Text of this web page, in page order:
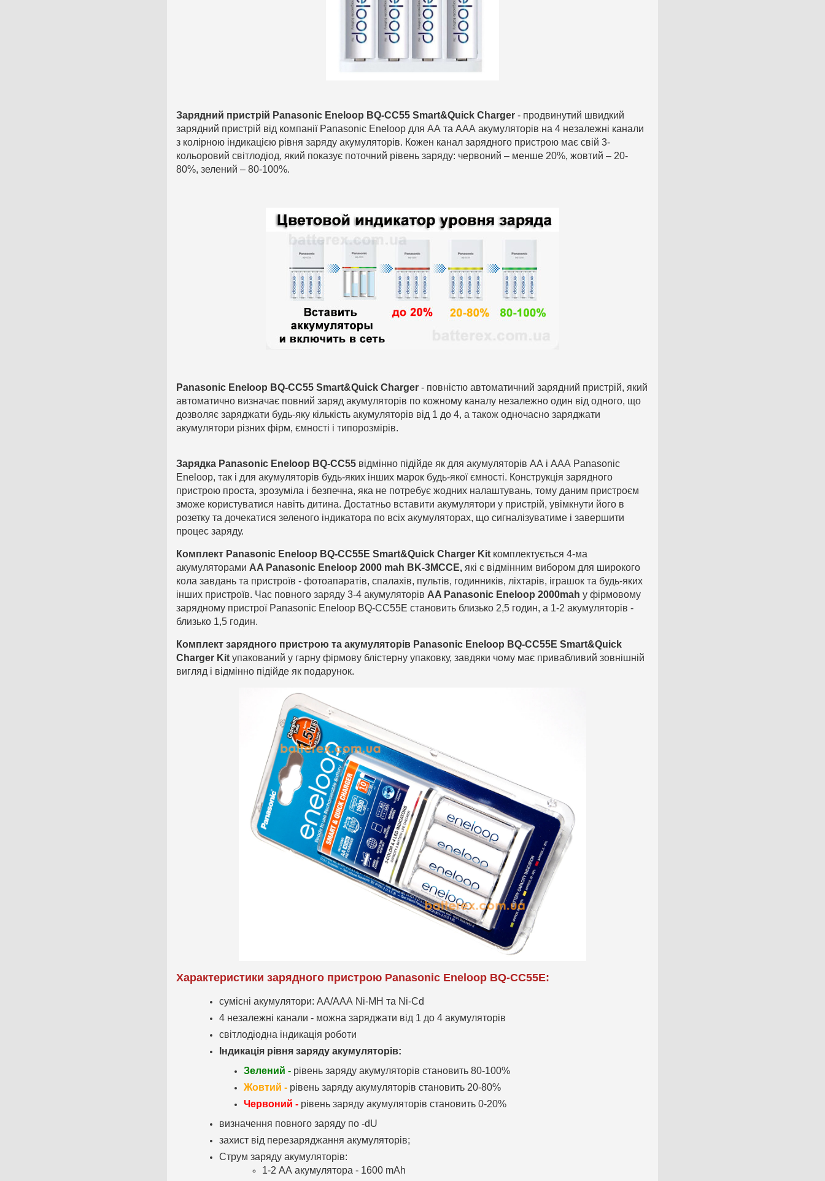
Зарядний пристрій Panasonic Eneloop BQ-CC55 Smart&Quick Charger - продвинутий швидкий
зарядний пристрій від компанії Panasonic Eneloop для АА та ААА акумуляторів на 4 незалежні канали
з колірною індикацією рівня заряду акумуляторів. Кожен канал зарядного пристрою має свій 3-
кольоровий світлодіод, який показує поточний рівень заряду: червоний – менше 20%, жовтий – 20-
80%, зелений – 80-100%.
Panasonic Eneloop BQ-CC55 Smart&Quick Charger - повністю автоматичний зарядний пристрій, який
автоматично визначає повний заряд акумуляторів по кожному каналу незалежно один від одного, що
дозволяє заряджати будь-яку кількість акумуляторів від 1 до 4, а також одночасно заряджати
акумулятори різних фірм, ємності і типорозмірів.
Зарядка Panasonic Eneloop BQ-CC55 відмінно підійде як для акумуляторів АА і ААА Panasonic
Eneloop, так і для акумуляторів будь-яких інших марок будь-якої ємності. Конструкція зарядного
пристрою проста, зрозуміла і безпечна, яка не потребує жодних налаштувань, тому даним пристроєм
зможе користуватися навіть дитина. Достатньо вставити акумулятори у пристрій, увімкнути його в
розетку та дочекатися зеленого індикатора по всіх акумуляторах, що сигналізуватиме і завершити
процес заряду.
Комплект Panasonic Eneloop BQ-CC55E Smart&Quick Charger Kit комплектується 4-ма
акумуляторами AA Panasonic Eneloop 2000 mah BK-3MCCE, які є відмінним вибором для широкого
кола завдань та пристроїв - фотоапаратів, спалахів, пультів, годинників, ліхтарів, іграшок та будь-яких
інших пристроїв. Час повного заряду 3-4 акумуляторів AA Panasonic Eneloop 2000mah у фірмовому
зарядному пристрої Panasonic Eneloop BQ-CC55E становить близько 2,5 годин, а 1-2 акумуляторів -
близько 1,5 годин.
Комплект зарядного пристрою та акумуляторів Panasonic Eneloop BQ-CC55E Smart&Quick
Charger Kit упакований у гарну фірмову блістерну упаковку, завдяки чому має привабливий зовнішній
вигляд і відмінно підійде як подарунок.
Характеристики зарядного пристрою Panasonic Eneloop BQ-CC55E:
сумісні акумулятори: АА/ААА Ni-MH та Ni-Cd
4 незалежні канали - можна заряджати від 1 до 4 акумуляторів
світлодіодна індикація роботи
Індикація рівня заряду акумуляторів:
Зелений - рівень заряду акумуляторів становить 80-100%
Жовтий - рівень заряду акумуляторів становить 20-80%
Червоний - рівень заряду акумуляторів становить 0-20%
визначення повного заряду по -dU
захист від перезаряджання акумуляторів;
Струм заряду акумуляторів:
1-2 АА акумулятора - 1600 mAh